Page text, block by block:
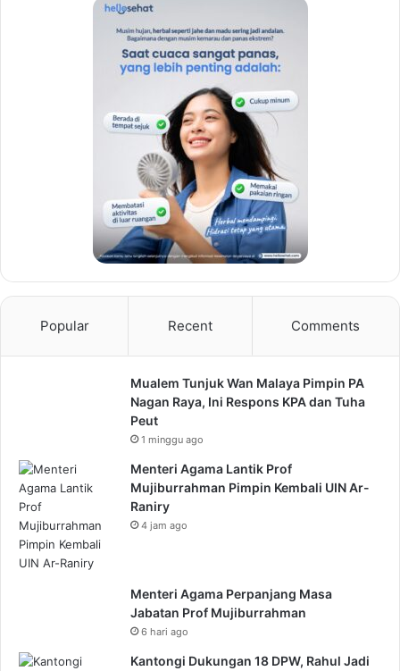
Popular Recent Comments
Mualem Tunjuk Wan Malaya Pimpin PA
Nagan Raya, Ini Respons KPA dan Tuha
Peut
1 minggu ago
Menteri Agama Lantik Prof
Mujiburrahman Pimpin Kembali UIN Ar-
Raniry
4 jam ago
Menteri Agama Perpanjang Masa
Jabatan Prof Mujiburrahman
6 hari ago
Kantongi Dukungan 18 DPW, Rahul Jadi